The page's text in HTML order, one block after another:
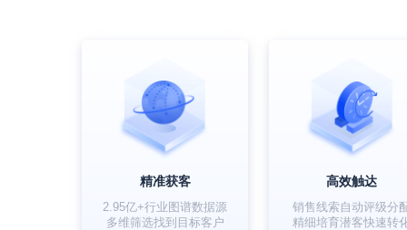
精准获客
2.95亿+行业图谱数据源
多维筛选找到目标客户
高效触达
销售线索自动评级分
精细培育潜客快速转